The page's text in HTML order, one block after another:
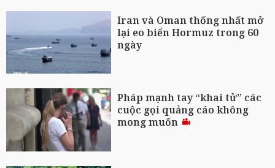
Iran và Oman thống nhất mở
lại eo biển Hormuz trong 60
ngày
Pháp mạnh tay “khai tử” các
cuộc gọi quảng cáo không
mong muốn